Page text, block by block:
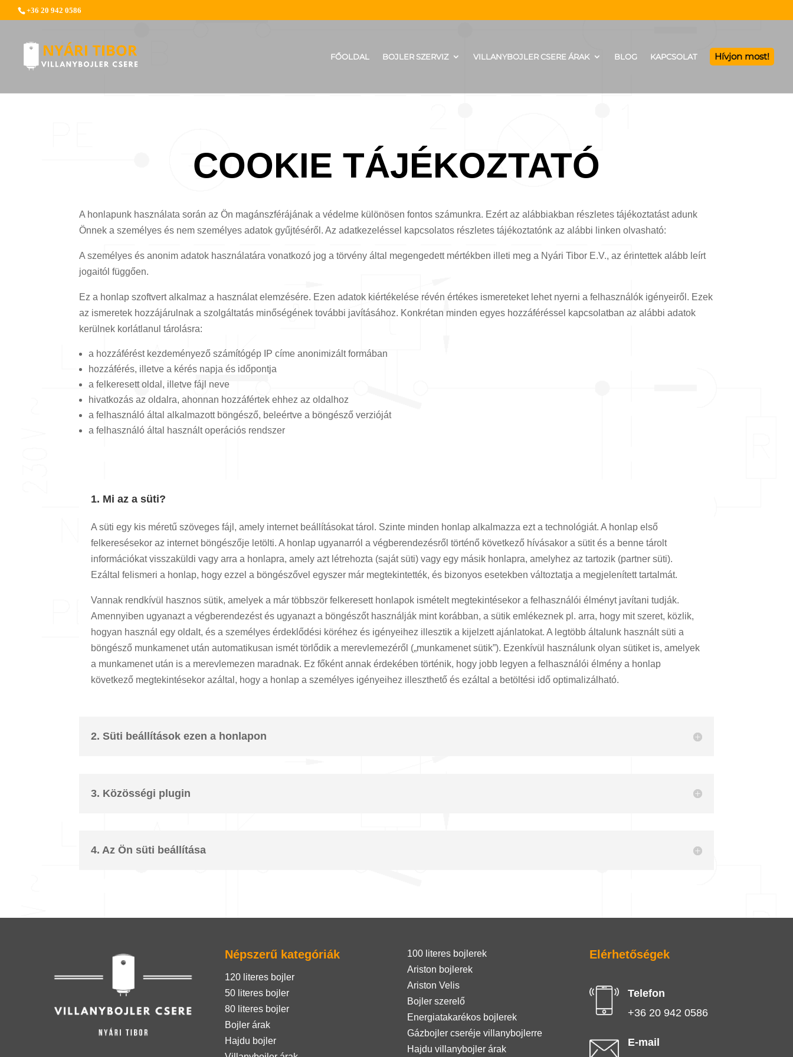
+36 20 942 0586
FŐOLDAL BOJLER SZERVIZ VILLANYBOJLER CSERE ÁRAK BLOG KAPCSOLAT Hívjon most!
COOKIE TÁJÉKOZTATÓ
A honlapunk használata során az Ön magánszférájának a védelme különösen fontos számunkra. Ezért az alábbiakban részletes tájékoztatást adunk
Önnek a személyes és nem személyes adatok gyűjtéséről. Az adatkezeléssel kapcsolatos részletes tájékoztatónk az alábbi linken olvasható:
A személyes és anonim adatok használatára vonatkozó jog a törvény által megengedett mértékben illeti meg a Nyári Tibor E.V., az érintettek alább leírt
jogaitól függően.
Ez a honlap szoftvert alkalmaz a használat elemzésére. Ezen adatok kiértékelése révén értékes ismereteket lehet nyerni a felhasználók igényeiről. Ezek
az ismeretek hozzájárulnak a szolgáltatás minőségének további javításához. Konkrétan minden egyes hozzáféréssel kapcsolatban az alábbi adatok
kerülnek korlátlanul tárolásra:
a hozzáférést kezdeményező számítógép IP címe anonimizált formában
hozzáférés, illetve a kérés napja és időpontja
a felkeresett oldal, illetve fájl neve
hivatkozás az oldalra, ahonnan hozzáfértek ehhez az oldalhoz
a felhasználó által alkalmazott böngésző, beleértve a böngésző verzióját
a felhasználó által használt operációs rendszer
1. Mi az a süti?
A süti egy kis méretű szöveges fájl, amely internet beállításokat tárol. Szinte minden honlap alkalmazza ezt a technológiát. A honlap első
felkeresésekor az internet böngészője letölti. A honlap ugyanarról a végberendezésről történő következő hívásakor a sütit és a benne tárolt
információkat visszaküldi vagy arra a honlapra, amely azt létrehozta (saját süti) vagy egy másik honlapra, amelyhez az tartozik (partner süti).
Ezáltal felismeri a honlap, hogy ezzel a böngészővel egyszer már megtekintették, és bizonyos esetekben változtatja a megjelenített tartalmát.
Vannak rendkívül hasznos sütik, amelyek a már többször felkeresett honlapok ismételt megtekintésekor a felhasználói élményt javítani tudják.
Amennyiben ugyanazt a végberendezést és ugyanazt a böngészőt használják mint korábban, a sütik emlékeznek pl. arra, hogy mit szeret, közlik,
hogyan használ egy oldalt, és a személyes érdeklődési köréhez és igényeihez illesztik a kijelzett ajánlatokat. A legtöbb általunk használt süti a
böngésző munkamenet után automatikusan ismét törlődik a merevlemezéről („munkamenet sütik”). Ezenkívül használunk olyan sütiket is, amelyek
a munkamenet után is a merevlemezen maradnak. Ez főként annak érdekében történik, hogy jobb legyen a felhasználói élmény a honlap
következő megtekintésekor azáltal, hogy a honlap a személyes igényeihez illeszthető és ezáltal a betöltési idő optimalizálható.
2. Süti beállítások ezen a honlapon
3. Közösségi plugin
4. Az Ön süti beállítása
Népszerű kategóriák
120 literes bojler
50 literes bojler
80 literes bojler
Bojler árak
Hajdu bojler
100 literes bojlerek
Ariston bojlerek
Ariston Velis
Bojler szerelő
Energiatakarékos bojlerek
Gázbojler cseréje villanybojlerre
Hajdu villanybojler árak
Elérhetőségek
Telefon
+36 20 942 0586
E-mail